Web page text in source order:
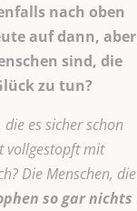
nach oben
auf dann, aber
sind, die
zu tun?
es sicher schon
vollgestopft mit
Die Menschen, die
so gar nichts